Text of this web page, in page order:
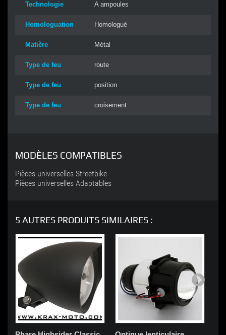
Technologie A ampoules
Homologuation Homologué
Matière Métal
Type de feu route
Type de feu position
Type de feu croisement
MODÈLES COMPATIBLES
Pièces universelles Streetbike
Pièces universelles Adaptables
5 AUTRES PRODUITS SIMILAIRES :